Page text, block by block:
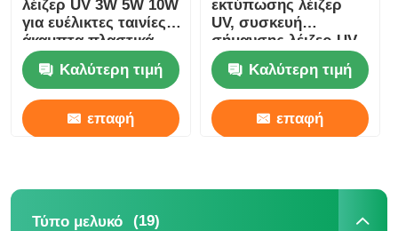
λέιζερ UV 3W 5W 10W
για ευέλικτες ταινίες /
άκαμπτα πλαστικά
220V 50HZ
Καλύτερη τιμή
επαφή
εκτύπωσης λέιζερ
UV, συσκευή
σήμανσης λέιζερ UV
Καλύτερη τιμή
επαφή
Τύπο μελυκό (19)